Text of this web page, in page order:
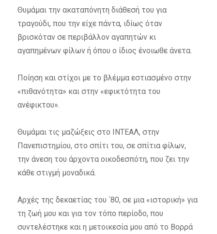
Θυμάμαι την ακαταπόνητη διάθεσή του για
τραγούδι, που την είχε πάντα, ιδίως όταν
βρισκόταν σε περιβάλλον αγαπητών κι
αγαπημένων φίλων ή όπου ο ίδιος ένοιωθε άνετα.
Ποίηση και στίχοι με το βλέμμα εστιασμένο στην
«πιθανότητα» και στην «εφικτότητα του
ανέφικτου».
Θυμάμαι τις μαζώξεις στο ΙΝΤΕΑΛ, στην
Πανεπιστημίου, στο σπίτι του, σε σπίτια φίλων,
την άνεση του άρχοντα οικοδεσπότη, που ζει την
κάθε στιγμή μοναδικά.
Αρχές της δεκαετίας του ΄80, σε μια «ιστορική» για
τη ζωή μου και για τον τόπο περίοδο, που
συντελέστηκε και η μετοικεσία μου από το Βορρά